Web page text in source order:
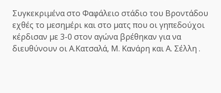
Συγκεκριμένα στο Φαφάλειο στάδιο του Βροντάδου
εχθές το μεσημέρι και στο ματς που οι γηπεδούχοι
κέρδισαν με 3-0 στον αγώνα βρέθηκαν για να
διευθύνουν οι Α.Κατσαλά, M. Κανάρη και A. Σέλλη .